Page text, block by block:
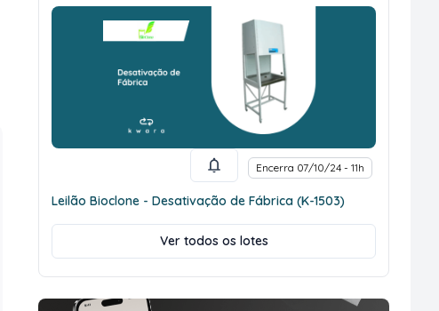
Encerra 07/10/24 - 11h
Leilão Bioclone - Desativação de Fábrica (K-1503)
Ver todos os lotes